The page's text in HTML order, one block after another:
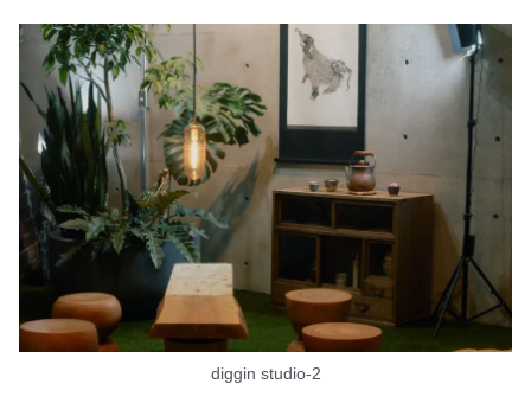
diggin studio-2